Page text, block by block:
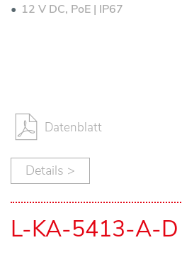
12 V DC, PoE | IP67
Datenblatt
Details >
L-KA-5413-A-D